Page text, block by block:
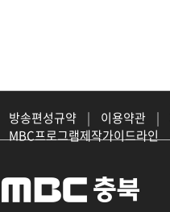
방송편성규약 | 이용약관 |
MBC프로그램제작가이드라인